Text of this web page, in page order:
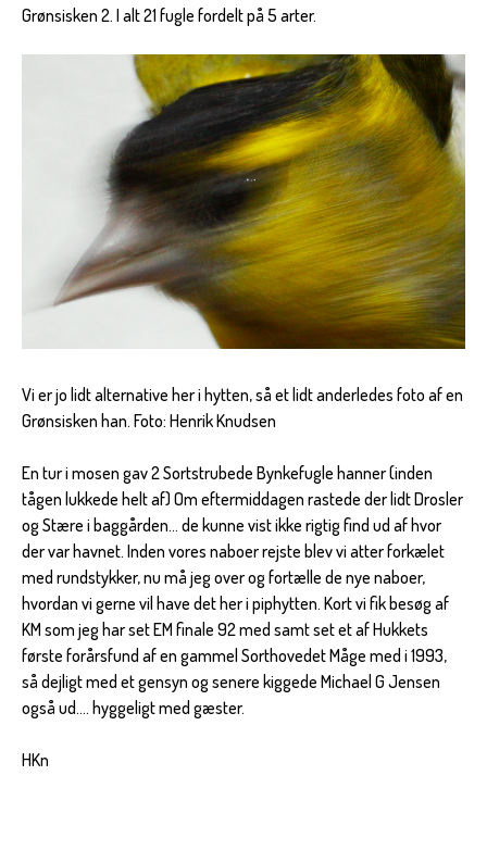
Grønsisken 2. I alt 21 fugle fordelt på 5 arter.
Vi er jo lidt alternative her i hytten, så et lidt anderledes foto af en
Grønsisken han. Foto: Henrik Knudsen
En tur i mosen gav 2 Sortstrubede Bynkefugle hanner (inden
tågen lukkede helt af) Om eftermiddagen rastede der lidt Drosler
og Stære i baggården... de kunne vist ikke rigtig find ud af hvor
der var havnet. Inden vores naboer rejste blev vi atter forkælet
med rundstykker, nu må jeg over og fortælle de nye naboer,
hvordan vi gerne vil have det her i piphytten. Kort vi fik besøg af
KM som jeg har set EM finale 92 med samt set et af Hukkets
første forårsfund af en gammel Sorthovedet Måge med i 1993,
så dejligt med et gensyn og senere kiggede Michael G Jensen
også ud.... hyggeligt med gæster.
HKn